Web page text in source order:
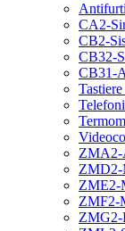
CA2-
CB2-
CB32-
CB31-
ZMA2-
ZMD2-
ZME2-
ZMF2-
ZMG2-